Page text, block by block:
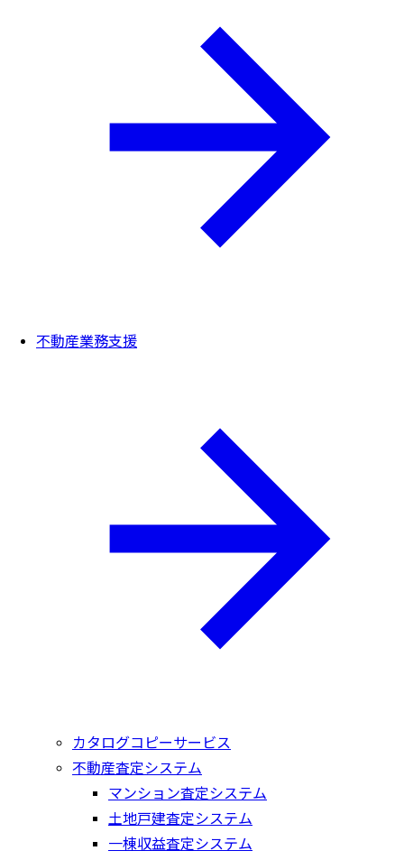
不動産業務支援
カタログコピーサービス
不動産査定システム
マンション査定システム
土地戸建査定システム
一棟収益査定システム